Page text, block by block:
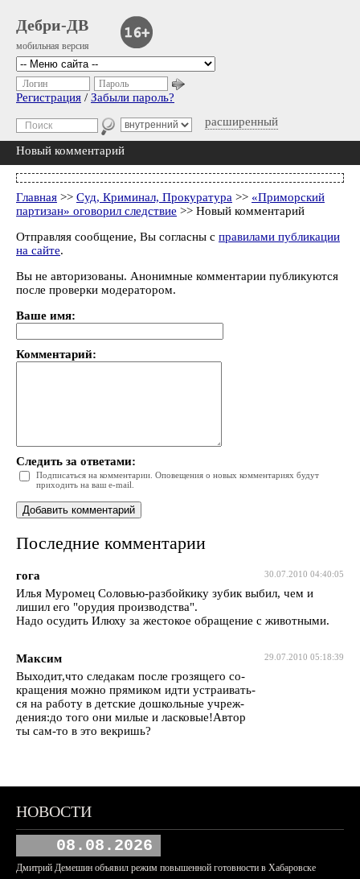
Дебри-ДВ
мобильная версия
расширенный
Логин Пароль
Регистрация / Забыли пароль?
Новый комментарий
Главная >> Суд, Криминал, Прокуратура >> «Приморский
партизан» оговорил следствие >> Новый комментарий
Отправляя сообщение, Вы согласны с правилами публикации
на сайте.
Вы не авторизованы. Анонимные комментарии публикуются
после проверки модератором.
Ваше имя:
Комментарий:
Следить за ответами:
Подписаться на комментарии. Оповещения о новых комментариях будут
приходить на ваш e-mail.
Последние комментарии
30.07.2010 04:40:05
гога
Илья Муромец Соловью-разбойкику зубик выбил, чем и
лишил его "орудия производства".
Надо осудить Илюху за жестокое обращение с животными.
29.07.2010 05:18:39
Максим
Выходит,что следакам после грозящего со-
кращения можно прямиком идти устраивать-
ся на работу в детские дошкольные учреж-
дения:до того они милые и ласковые!Автор
ты сам-то в это векришь?
НОВОСТИ
08.08.2026
Дмитрий Демешин объявил режим повышенной готовности в Хабаровске